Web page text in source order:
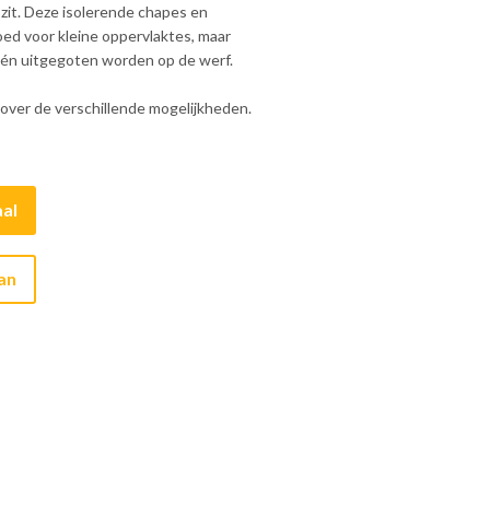
Deze isolerende chapes en
voor kleine oppervlaktes, maar
uitgegoten worden op de werf.
de verschillende mogelijkheden.